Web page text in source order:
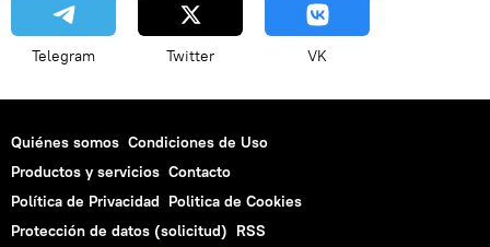
Telegram Twitter VK
Quiénes somos Condiciones de Uso
Productos y servicios Contacto
Política de Privacidad Politica de Cookies
Protección de datos (solicitud) RSS